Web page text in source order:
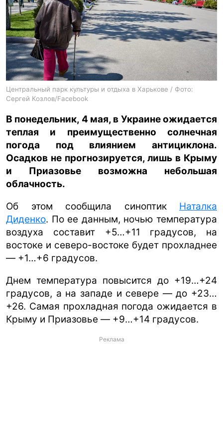
архив
gambling
ua ru en
Центральный парк культуры и отдыха в Харькове / Фото:
Сергей Козлов/Facebook
В понедельник, 4 мая, в Украине ожидается
теплая и преимущественно солнечная
погода под влиянием антициклона.
Осадков не прогнозируется, лишь в Крыму
и Приазовье возможна небольшая
облачность.
Об этом сообщила синоптик Наталка
Диденко. По ее данным, ночью температура
воздуха составит +5…+11 градусов, на
востоке и северо-востоке будет прохладнее
— +1…+6 градусов.
Днем температура повысится до +19…+24
градусов, а на западе и севере — до +23…
+26. Самая прохладная погода ожидается в
Крыму и Приазовье — +9…+14 градусов.
Реклама